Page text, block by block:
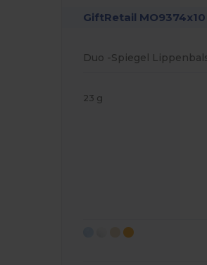
GiftRetail MO9374x10
23 g